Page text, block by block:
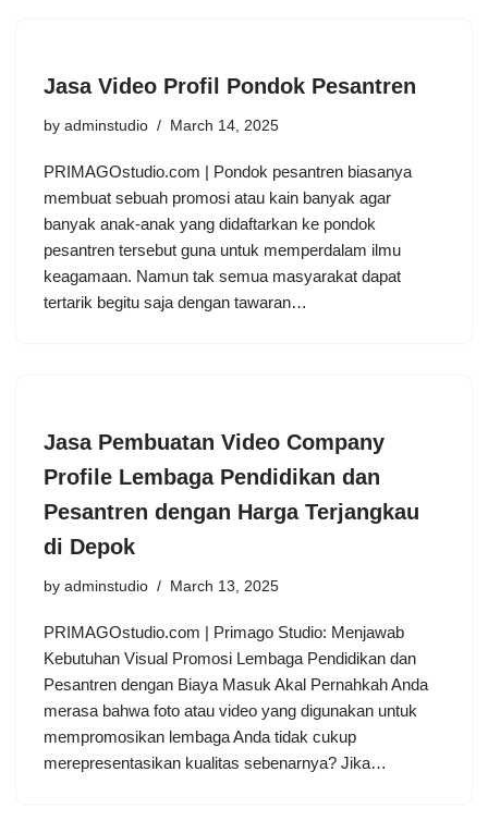
Jasa Video Profil Pondok Pesantren
by adminstudio March 14, 2025
PRIMAGOstudio.com | Pondok pesantren biasanya
membuat sebuah promosi atau kain banyak agar
banyak anak-anak yang didaftarkan ke pondok
pesantren tersebut guna untuk memperdalam ilmu
keagamaan. Namun tak semua masyarakat dapat
tertarik begitu saja dengan tawaran…
Jasa Pembuatan Video Company
Profile Lembaga Pendidikan dan
Pesantren dengan Harga Terjangkau
di Depok
by adminstudio March 13, 2025
PRIMAGOstudio.com | Primago Studio: Menjawab
Kebutuhan Visual Promosi Lembaga Pendidikan dan
Pesantren dengan Biaya Masuk Akal Pernahkah Anda
merasa bahwa foto atau video yang digunakan untuk
mempromosikan lembaga Anda tidak cukup
merepresentasikan kualitas sebenarnya? Jika…